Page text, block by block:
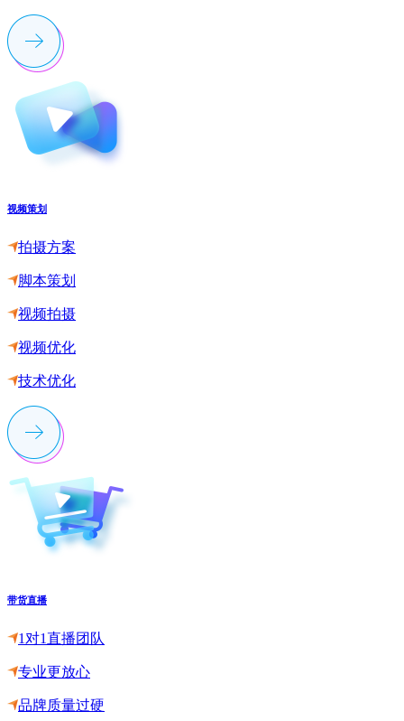
视频策划
拍摄方案
脚本策划
视频拍摄
视频优化
技术优化
带货直播
1对1直播团队
专业更放心
品牌质量过硬